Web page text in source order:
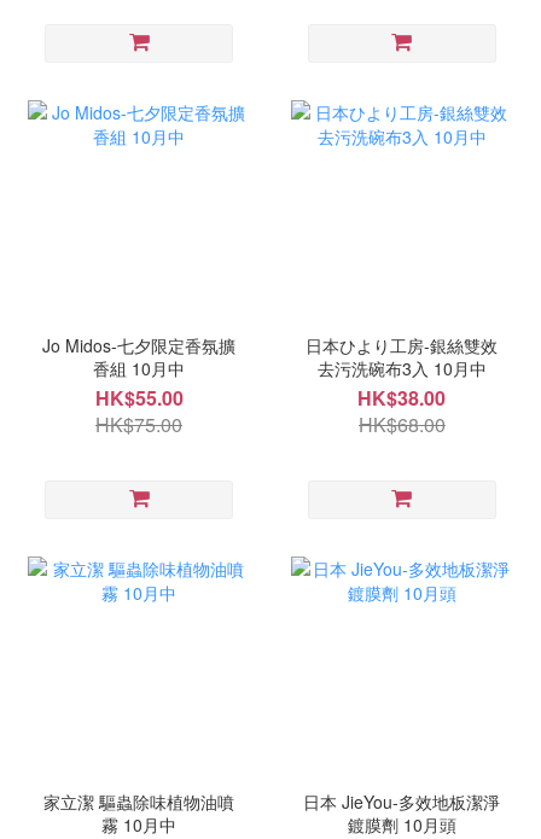
Jo Midos-七夕限定香氛擴
香組 10月中
HK$55.00
HK$75.00
日本ひより工房-銀絲雙效
去污洗碗布3入 10月中
HK$38.00
HK$68.00
家立潔 驅蟲除味植物油噴
霧 10月中
日本 JieYou-多效地板潔淨
鍍膜劑 10月頭